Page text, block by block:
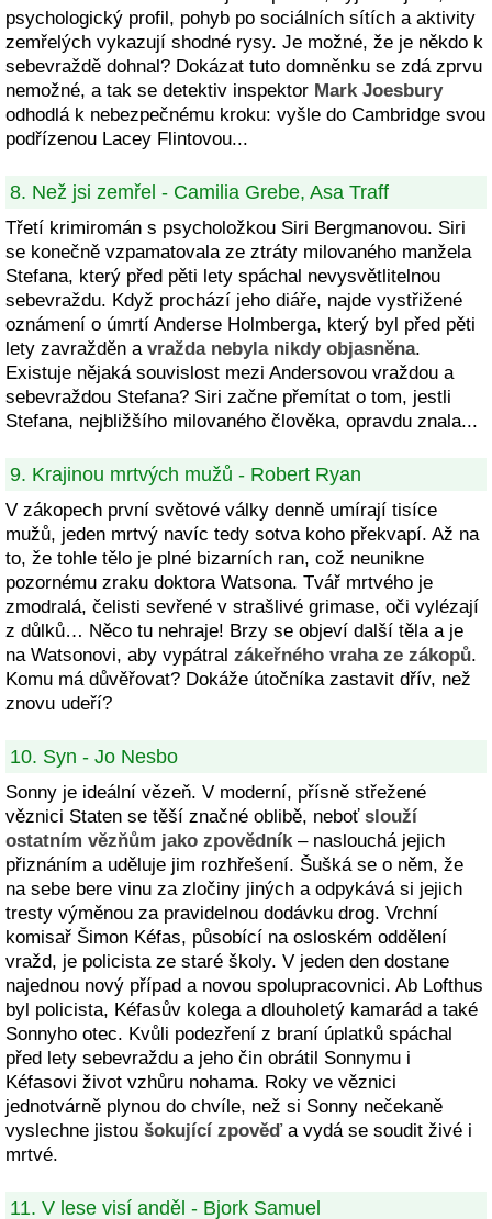
psychologický profil, pohyb po sociálních sítích a aktivity
zemřelých vykazují shodné rysy. Je možné, že je někdo k
sebevraždě dohnal? Dokázat tuto domněnku se zdá zprvu
nemožné, a tak se detektiv inspektor Mark Joesbury
odhodlá k nebezpečnému kroku: vyšle do Cambridge svou
podřízenou Lacey Flintovou...
8. Než jsi zemřel - Camilia Grebe, Asa Traff
Třetí krimiromán s psycholožkou Siri Bergmanovou. Siri
se konečně vzpamatovala ze ztráty milovaného manžela
Stefana, který před pěti lety spáchal nevysvětlitelnou
sebevraždu. Když prochází jeho diáře, najde vystřižené
oznámení o úmrtí Anderse Holmberga, který byl před pěti
lety zavražděn a vražda nebyla nikdy objasněna.
Existuje nějaká souvislost mezi Andersovou vraždou a
sebevraždou Stefana? Siri začne přemítat o tom, jestli
Stefana, nejbližšího milovaného člověka, opravdu znala...
9. Krajinou mrtvých mužů - Robert Ryan
V zákopech první světové války denně umírají tisíce
mužů, jeden mrtvý navíc tedy sotva koho překvapí. Až na
to, že tohle tělo je plné bizarních ran, což neunikne
pozornému zraku doktora Watsona. Tvář mrtvého je
zmodralá, čelisti sevřené v strašlivé grimase, oči vylézají
z důlků… Něco tu nehraje! Brzy se objeví další těla a je
na Watsonovi, aby vypátral zákeřného vraha ze zákopů.
Komu má důvěřovat? Dokáže útočníka zastavit dřív, než
znovu udeří?
10. Syn - Jo Nesbo
Sonny je ideální vězeň. V moderní, přísně střežené
věznici Staten se těší značné oblibě, neboť slouží
ostatním vězňům jako zpovědník– naslouchá jejich
přiznáním a uděluje jim rozhřešení. Šušká se o něm, že
na sebe bere vinu za zločiny jiných a odpykává si jejich
tresty výměnou za pravidelnou dodávku drog. Vrchní
komisař Šimon Kéfas, působící na osloském oddělení
vražd, je policista ze staré školy. V jeden den dostane
najednou nový případ a novou spolupracovnici. Ab Lofthus
byl policista, Kéfasův kolega a dlouholetý kamarád a také
Sonnyho otec. Kvůli podezření z braní úplatků spáchal
před lety sebevraždu a jeho čin obrátil Sonnymu i
Kéfasovi život vzhůru nohama. Roky ve věznici
jednotvárně plynou do chvíle, než si Sonny nečekaně
vyslechne jistou šokující zpověďa vydá se soudit živé i
mrtvé.
11. V lese visí anděl - Bjork Samuel